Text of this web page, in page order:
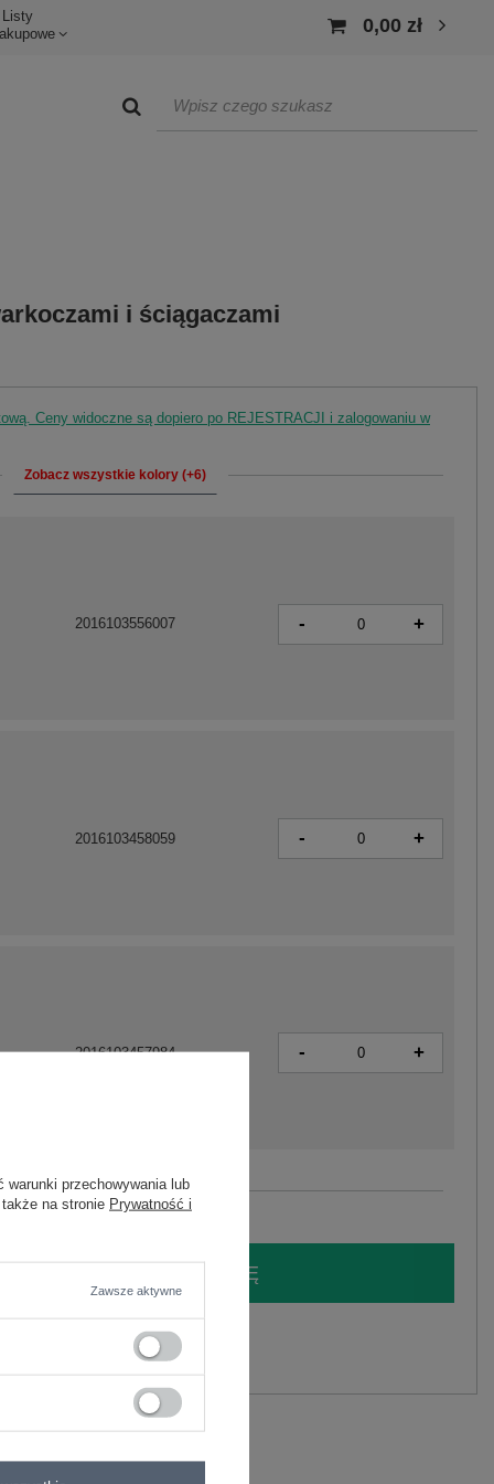
Listy
0,00 zł
i ściągaczami
Ceny widoczne są dopiero po REJESTRACJI i zalogowaniu w
Zobacz wszystkie kolory (+6)
2016103458059 - +
2016103457984 - +
2016103556007 - +
Zobacz wszystkie kolory (+6)
SIĘ I ZOBACZ CENĘ
warunki przechowywania lub
na stronie Prywatność i
Zawsze aktywne